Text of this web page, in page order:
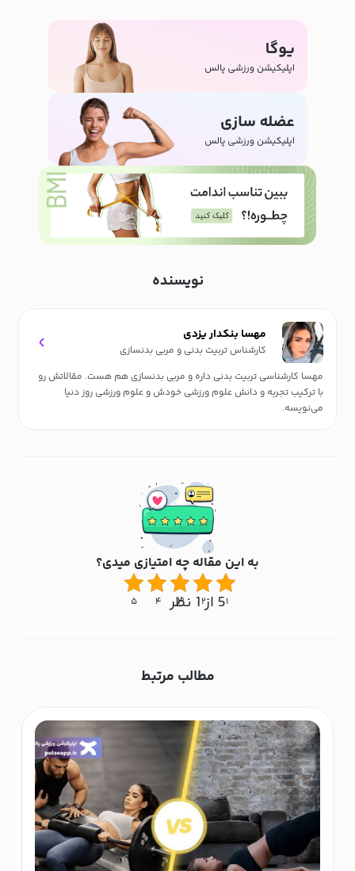
نویسنده
مهسا بنکدار یزدی
کارشناس تربیت بدنی و مربی بدنسازی
مهسا کارشناسی تربیت بدنی داره و مربی بدنسازی هم هست. مقالاتش رو
با ترکیب تجربه و دانش علوم ورزشی خودش و علوم ورزشی روز دنیا
می‌نویسه.
به این مقاله چه امتیازی میدی؟
5 از 1 نظر۱ ۲ ۳ ۴ ۵
مطالب مرتبط